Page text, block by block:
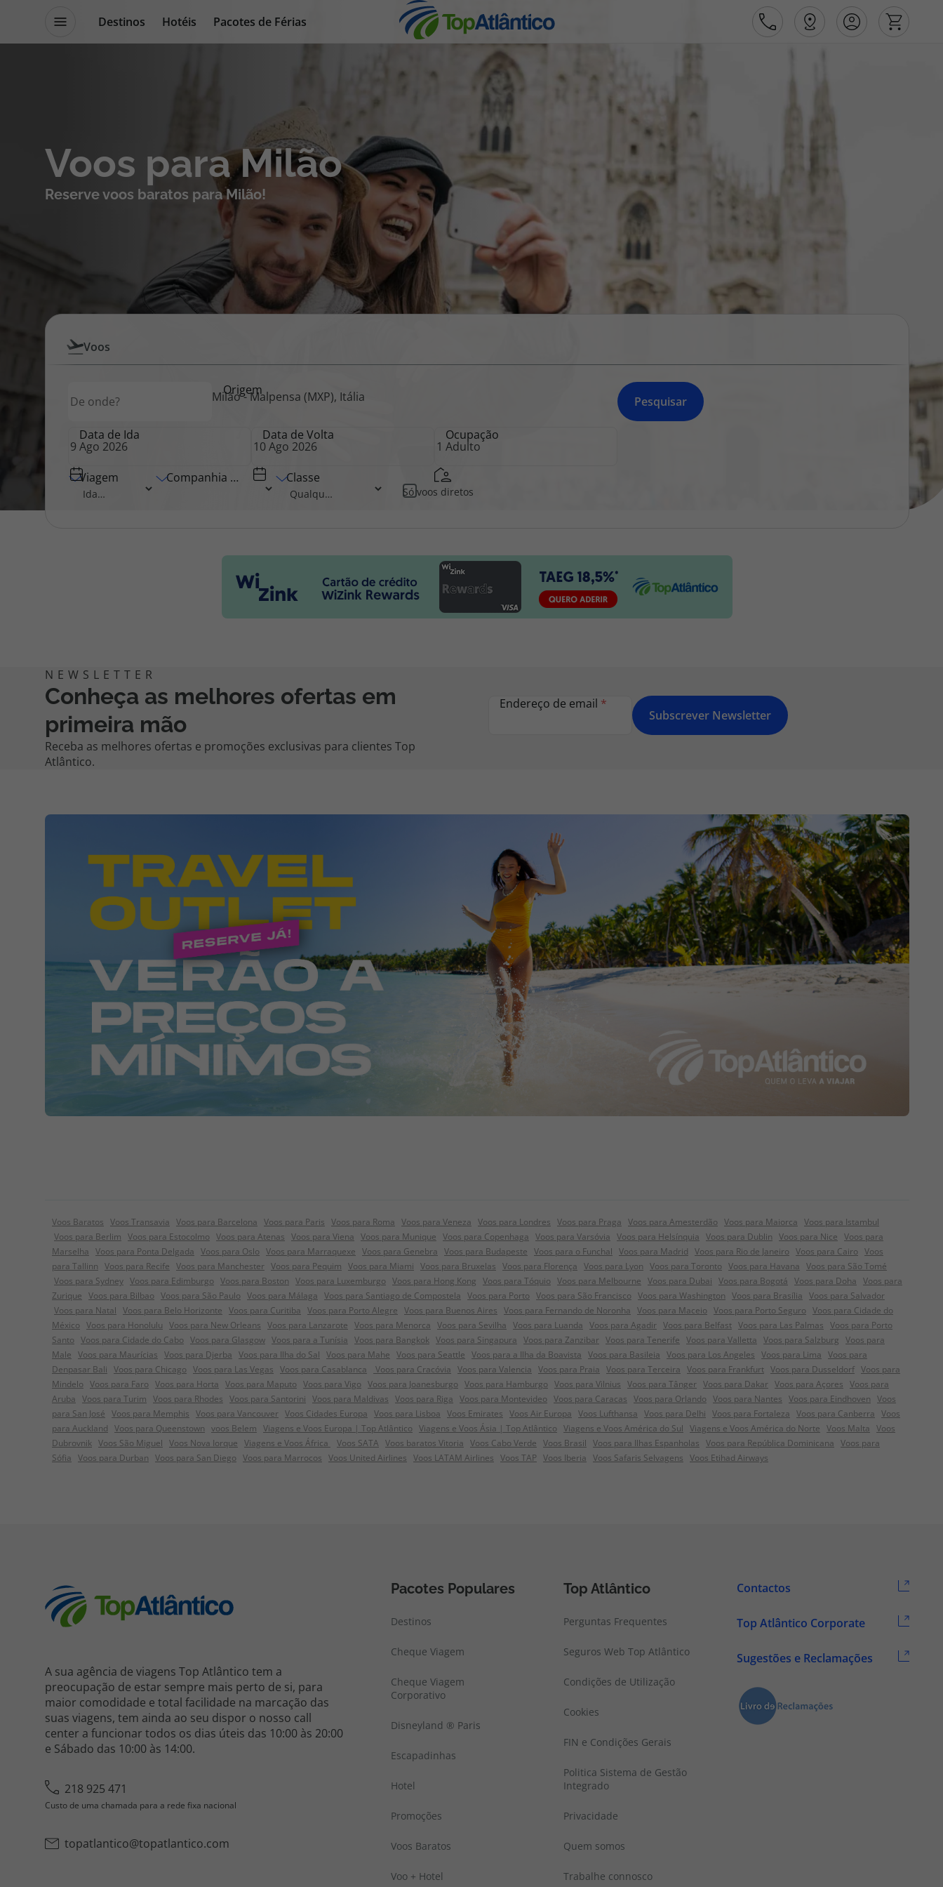
Destinos Hotéis
Pacotes de Férias
Promoções
Blog TopViagens
Voos
Voos + Hotel
Pacotes de Férias
Disneyland ® Paris
Escapadinhas
Cruzeiros
Promoções
Especialistas
Blog TopViagens
Área de Cliente
Agências
Contactos
Apoio ao cliente em Portugal
218 925 471
Apoio ao cliente no Estrangeiro
facilidade na marcação das suas viagens, tem ainda ao seu
dispor o nosso call center a funcionar todos os dias úteis das
10:00 às 20:00 e Sábado das 10:00 às 14:00.
Voos para Milão
Reserve voos baratos para Milão!
Pesquisar
por
Voos
Voos
Origem
Milão - Malpensa (MXP), Itália
Data de Ida Data de Volta Ocupação
Viagem Companhia Aérea Classe
Só voos diretos
Pesquisar
Conheça as melhores ofertas em
primeira mão
Receba as melhores ofertas e promoções exclusivas para clientes Top
Atlântico.
Endereço de email *
Subscrever Newsletter
Voos Baratos Voos Transavia Voos para Barcelona Voos para Paris Voos para Roma Voos para Veneza Voos para Londres Voos para Praga Voos para Amesterdão Voos para Maiorca Voos para Istambul
Voos para Berlim Voos para Estocolmo Voos para Atenas Voos para Viena Voos para Munique Voos para Copenhaga Voos para Varsóvia Voos para Helsínquia Voos para Dublin Voos para Nice Voos para
Marselha Voos para Ponta Delgada Voos para Oslo Voos para Marraquexe Voos para Genebra Voos para Budapeste Voos para o Funchal Voos para Madrid Voos para Rio de Janeiro Voos para Cairo Voos
para Tallinn Voos para Recife Voos para Manchester Voos para Pequim Voos para Miami Voos para Bruxelas Voos para Florença Voos para Lyon Voos para Toronto Voos para Havana Voos para São Tomé
Voos para Sydney Voos para Edimburgo Voos para Boston Voos para Luxemburgo Voos para Hong Kong Voos para Tóquio Voos para Melbourne Voos para Dubai Voos para Bogotá Voos para Doha Voos para
Zurique Voos para Bilbao Voos para São Paulo Voos para Málaga Voos para Santiago de Compostela Voos para Porto Voos para São Francisco Voos para Washington Voos para Brasília Voos para Salvador
Voos para Natal Voos para Belo Horizonte Voos para Curitiba Voos para Porto Alegre Voos para Buenos Aires Voos para Fernando de Noronha Voos para Maceio Voos para Porto Seguro Voos para Cidade do
México Voos para Honolulu Voos para New Orleans Voos para Lanzarote Voos para Menorca Voos para Sevilha Voos para Luanda Voos para Agadir Voos para Belfast Voos para Las Palmas Voos para Porto
Santo Voos para Cidade do Cabo Voos para Glasgow Voos para a Tunísia Voos para Bangkok Voos para Singapura Voos para Zanzibar Voos para Tenerife Voos para Valletta Voos para Salzburg Voos para
Male Voos para Maurícias Voos para Djerba Voos para Ilha do Sal Voos para Mahe Voos para Seattle Voos para a Ilha da Boavista Voos para Basileia Voos para Los Angeles Voos para Lima Voos para
Denpasar Bali Voos para Chicago Voos para Las Vegas Voos para Casablanca Voos para Cracóvia Voos para Valencia Voos para Praia Voos para Terceira Voos para Frankfurt Voos para Dusseldorf Voos para
Mindelo Voos para Faro Voos para Horta Voos para Maputo Voos para Vigo Voos para Joanesburgo Voos para Hamburgo Voos para Vilnius Voos para Tânger Voos para Dakar Voos para Açores Voos para
Aruba Voos para Turim Voos para Rhodes Voos para Santorini Voos para Maldivas Voos para Riga Voos para Montevideo Voos para Caracas Voos para Orlando Voos para Nantes Voos para Eindhoven Voos
para San José Voos para Memphis Voos para Vancouver Voos Cidades Europa Voos para Lisboa Voos Emirates Voos Air Europa Voos Lufthansa Voos para Delhi Voos para Fortaleza Voos para Canberra Voos
para Auckland Voos para Queenstown voos Belem Viagens e Voos Europa | Top Atlântico Viagens e Voos Ásia | Top Atlântico Viagens e Voos América do Sul Viagens e Voos América do Norte Voos Malta Voos
Dubrovnik Voos São Miguel Voos Nova Iorque Viagens e Voos África Voos SATA Voos baratos Vitoria Voos Cabo Verde Voos Brasil Voos para Ilhas Espanholas Voos para República Dominicana Voos para
Sófia Voos para Durban Voos para San Diego Voos para Marrocos Voos United Airlines Voos LATAM Airlines Voos TAP Voos Iberia Voos Safaris Selvagens Voos Etihad Airways
A sua agência de viagens Top Atlântico tem a
preocupação de estar sempre mais perto de si, para
maior comodidade e total facilidade na marcação das
suas viagens, tem ainda ao seu dispor o nosso call
center a funcionar todos os dias úteis das 10:00 às 20:00
e Sábado das 10:00 às 14:00.
218 925 471
Custo de uma chamada para a rede fixa nacional
topatlantico@topatlantico.com
Pacotes Populares
Destinos
Cheque Viagem
Cheque Viagem
Corporativo
Disneyland ® Paris
Escapadinhas
Hotel
Promoções
Voos Baratos
Voo + Hotel
Top Atlântico
Perguntas Frequentes
Seguros Web Top Atlântico
Condições de Utilização
Cookies
FIN e Condições Gerais
Politica Sistema de Gestão
Integrado
Privacidade
Quem somos
Trabalhe connosco
Contactos
Top Atlântico Corporate
Sugestões e Reclamações